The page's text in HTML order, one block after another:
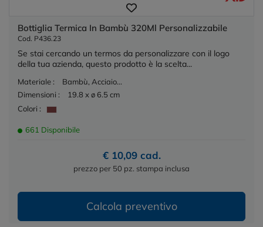
Bottiglia Termica In Bambù 320Ml Personalizzabile
Cod. P436.23
Se stai cercando un termos da personalizzare con il logo
della tua azienda, questo prodotto è la scelta...
Materiale :
Bambù, Acciaio...
Dimensioni :
19.8 x ø 6.5 cm
Colori :
661 Disponibile
€ 10,09 cad.
prezzo per 50 pz. stampa inclusa
Calcola preventivo